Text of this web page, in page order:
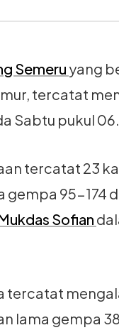
Semeru yang
tercatat
Sabtu pukul
tercatat 23
95-174
Sofian
tercatat
lama gempa